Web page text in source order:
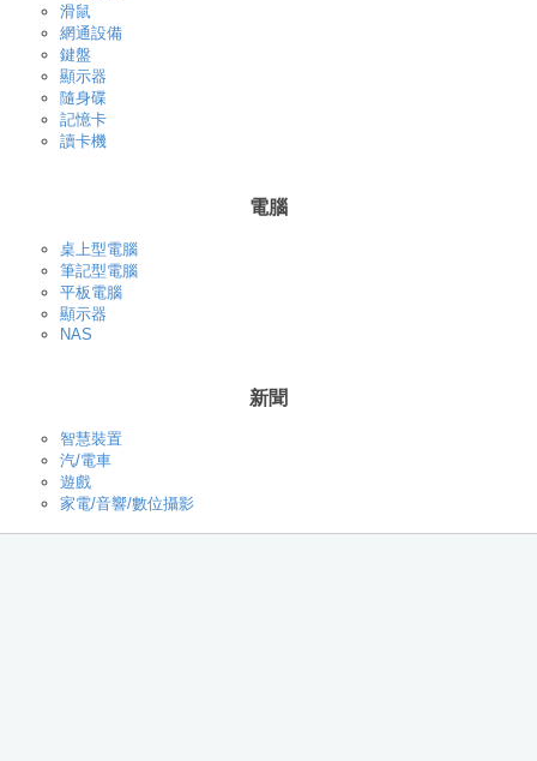
滑鼠
網通設備
鍵盤
顯示器
隨身碟
記憶卡
讀卡機
電腦
桌上型電腦
筆記型電腦
平板電腦
顯示器
NAS
新聞
智慧裝置
汽/電車
遊戲
家電/音響/數位攝影